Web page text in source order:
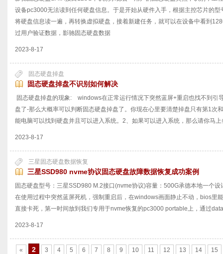
设备pc3000无法读到任何硬盘信息。于是开始从硬件入手，根据主控芯片的
将硬盘信息读一遍，再转换虚拟硬盘，接着新建任务，就可以在设备中看到
过用户验证数据，影驰固态硬盘数据
2023-8-17
固态硬盘掉盘
固态硬盘掉盘不识别如何解决
固态硬盘掉盘的现象: windows在正常运行情况下突然蓝屏+重启也找不到引
盘了-那么大概率可以判断固态硬盘掉盘了。你现在心里要清楚掉盘只有第1次
能电脑可以找到硬盘并且可以进入系统。2、如果可以进入系统，那么请你马
2023-8-17
三星固态硬盘数据恢复
三星SSD980 nvme协议固态硬盘故障数据恢复成功案例
固态硬盘型号：三星SSD980 M.2接口(nvme协议)容量：500G承德本地一个
在使用过程中突然蓝屏死机，强制重启后，在windows画面静止不动，bios里
直接卡死，第一时间放到我们专用于nvme恢复的pc3000 portable上，通过
2023-8-17
« 2 3 4 5 6 7 8 9 10 11 12 13 14 15